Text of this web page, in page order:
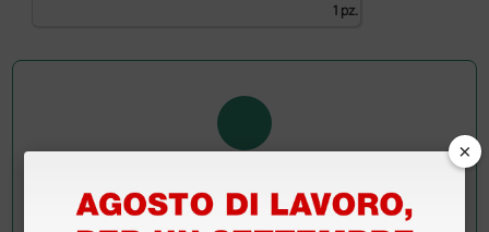
1 pz.
×